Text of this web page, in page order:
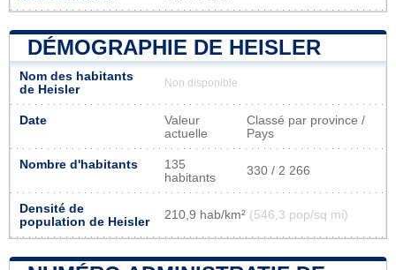
DÉMOGRAPHIE DE HEISLER
Nom des habitants
de Heisler
Non disponible
Date
Valeur
actuelle
Classé par province /
Pays
Nombre d'habitants
135
habitants
330 / 2 266
Densité de
population de Heisler
210,9 hab/km² (546,3 pop/sq mi)